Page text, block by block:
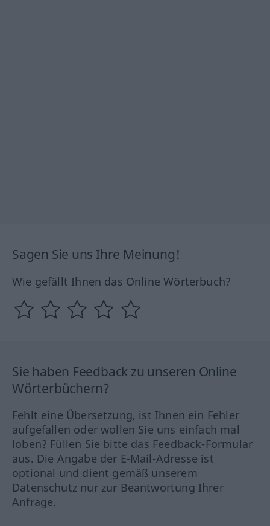
Sagen Sie uns Ihre Meinung!
Wie gefällt Ihnen das Online Wörterbuch?
Sie haben Feedback zu unseren Online
Wörterbüchern?
Fehlt eine Übersetzung, ist Ihnen ein Fehler
aufgefallen oder wollen Sie uns einfach mal
loben? Füllen Sie bitte das Feedback-Formular
aus. Die Angabe der E-Mail-Adresse ist
optional und dient gemäß unserem
Datenschutz nur zur Beantwortung Ihrer
Anfrage.